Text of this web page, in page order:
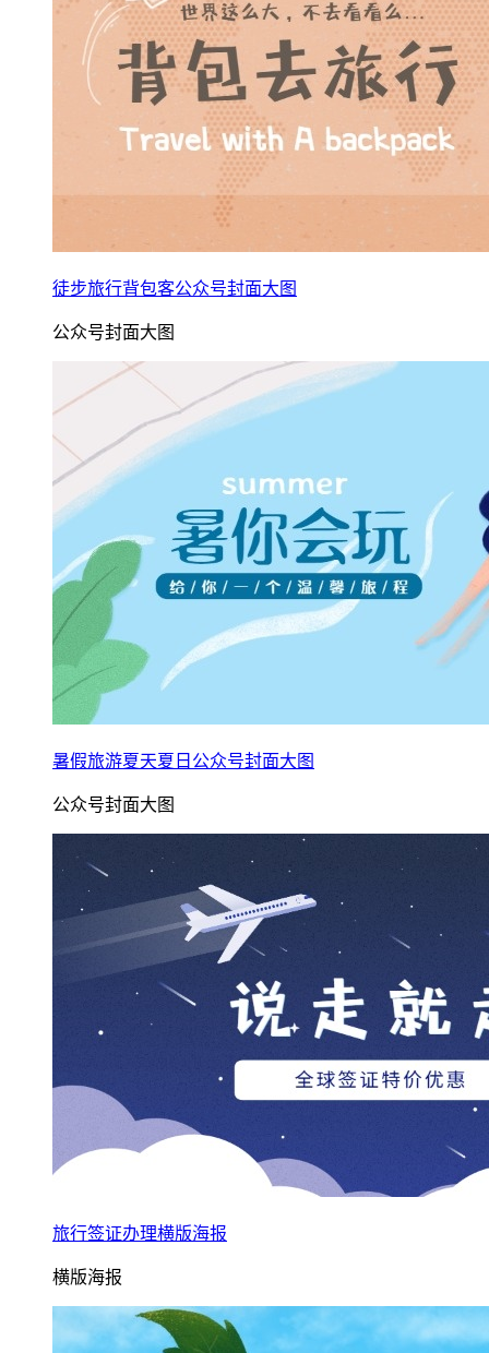
徒步旅行背包客公众号封面大图
公众号封面大图
暑假旅游夏天夏日公众号封面大图
公众号封面大图
旅行签证办理横版海报
横版海报